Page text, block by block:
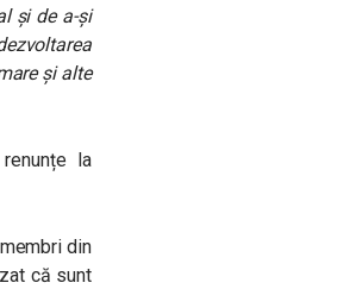
și de a-și
și alte
la
din
că sunt